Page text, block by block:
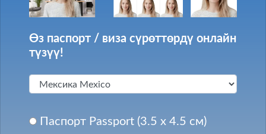
Өз паспорт / виза сүрөттөрдү онлайн
түзүү!
Паспорт Passport (3.5 x 4.5 см)